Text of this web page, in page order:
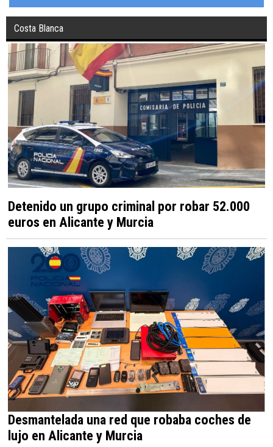
Costa Blanca
Detenido un grupo criminal por robar 52.000
euros en Alicante y Murcia
Desmantelada una red que robaba coches de
lujo en Alicante y Murcia